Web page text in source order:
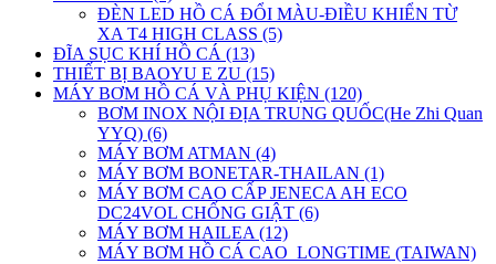
ĐÈN LED HỒ CÁ ĐỔI MÀU-ĐIỀU KHIỂN TỪ
XA T4 HIGH CLASS (5)
ĐĨA SỤC KHÍ HỒ CÁ (13)
THIẾT BỊ BAOYU E ZU (15)
MÁY BƠM HỒ CÁ VÀ PHỤ KIỆN (120)
BƠM INOX NỘI ĐỊA TRUNG QUỐC(He Zhi Quan
YYQ) (6)
MÁY BƠM ATMAN (4)
MÁY BƠM BONETAR-THAILAN (1)
MÁY BƠM CAO CẤP JENECA AH ECO
DC24VOL CHỐNG GIẬT (6)
MÁY BƠM HAILEA (12)
MÁY BƠM HỒ CÁ CAO_LONGTIME (TAIWAN)